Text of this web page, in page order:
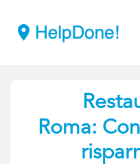
Roma: